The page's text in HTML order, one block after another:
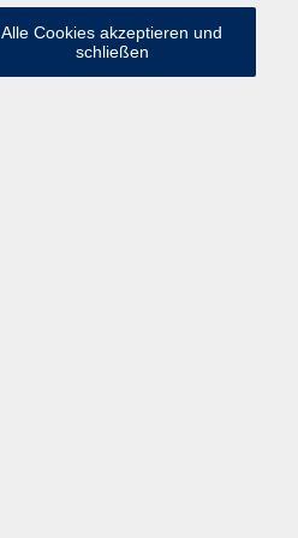
Alle Cookies akzeptieren und
schließen